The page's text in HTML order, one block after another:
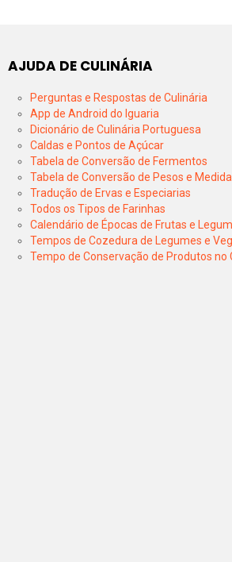
AJUDA DE CULINÁRIA
Perguntas e Respostas de Culinária
App de Android do Iguaria
Dicionário de Culinária Portuguesa
Caldas e Pontos de Açúcar
Tabela de Conversão de Fermentos
Tabela de Conversão de Pesos e
Tradução de Ervas e Especiarias
Todos os Tipos de Farinhas
Calendário de Épocas de Frutas e
Tempos de Cozedura de Legumes e
Tempo de Conservação de Produtos no